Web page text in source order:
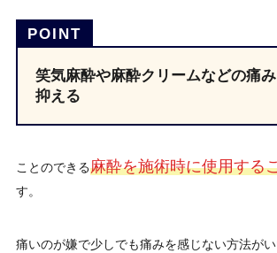
笑気麻酔や麻酔クリームなどの痛
抑える
ことのできる麻酔を施術時に使用する
す。
痛いのが嫌で少しでも痛みを感じない方法が